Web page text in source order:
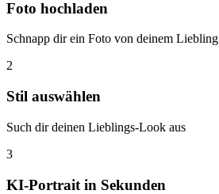
Foto hochladen
Schnapp dir ein Foto von deinem Liebling
2
Stil auswählen
Such dir deinen Lieblings-Look aus
3
KI-Portrait in Sekunden